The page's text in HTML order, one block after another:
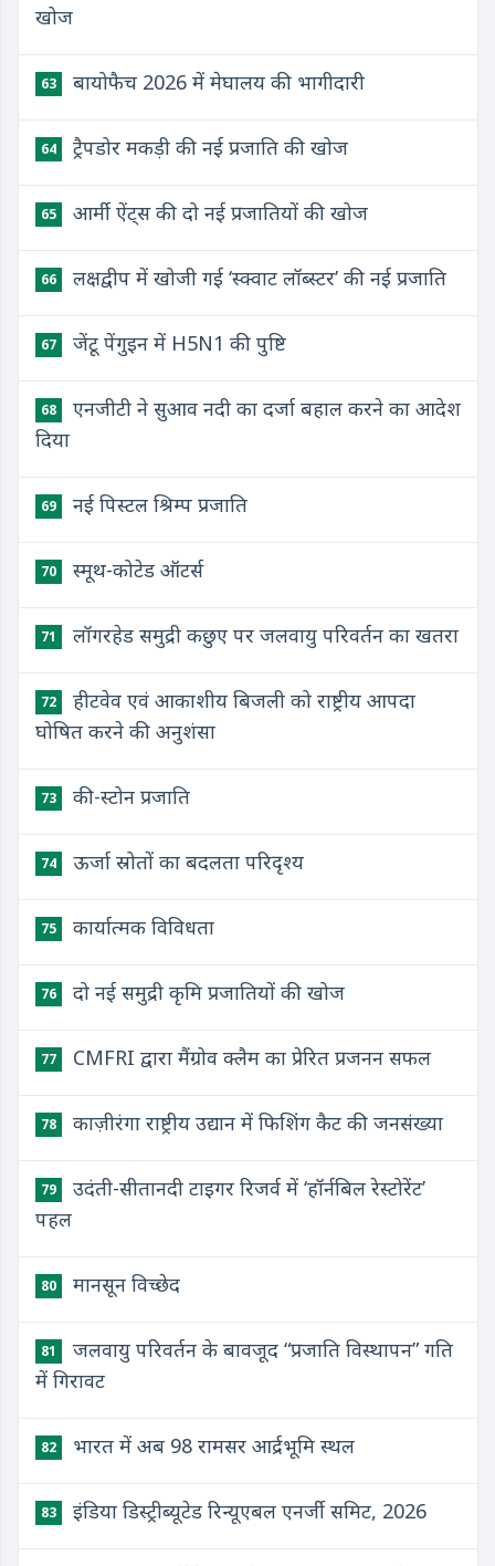
खोज
63 बायोफैच 2026 में मेघालय की भागीदारी
64 ट्रैपडोर मकड़ी की नई प्रजाति की खोज
65 आर्मी ऐंट्स की दो नई प्रजातियों की खोज
66 लक्षद्वीप में खोजी गई ‘स्क्वाट लॉब्स्टर’ की नई प्रजाति
67 जेंटू पेंगुइन में H5N1 की पुष्टि
68
एनजीटी ने सुआव नदी का दर्जा बहाल करने का आदेश
दिया
69 नई पिस्टल श्रिम्प प्रजाति
70 स्मूथ-कोटेड ऑटर्स
71 लॉगरहेड समुद्री कछुए पर जलवायु परिवर्तन का खतरा
72
हीटवेव एवं आकाशीय बिजली को राष्ट्रीय आपदा
घोषित करने की अनुशंसा
73 की-स्टोन प्रजाति
74 ऊर्जा स्रोतों का बदलता परिदृश्य
75 कार्यात्मक विविधता
76 दो नई समुद्री कृमि प्रजातियों की खोज
77 CMFRI द्वारा मैंग्रोव क्लैम का प्रेरित प्रजनन सफल
78 काज़ीरंगा राष्ट्रीय उद्यान में फिशिंग कैट की जनसंख्या
79
उदंती-सीतानदी टाइगर रिजर्व में ‘हॉर्नबिल रेस्टोरेंट’
पहल
80 मानसून विच्छेद
81
जलवायु परिवर्तन के बावजूद “प्रजाति विस्थापन” गति
में गिरावट
82 भारत में अब 98 रामसर आर्द्रभूमि स्थल
83 इंडिया डिस्ट्रीब्यूटेड रिन्यूएबल एनर्जी समिट, 2026